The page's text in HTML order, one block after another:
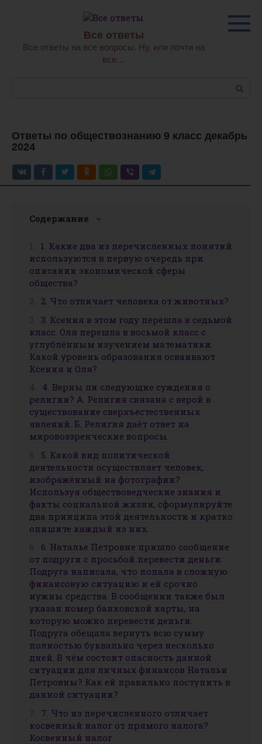
Все ответы
Все ответы на все вопросы. Ну, или почти на
все…
Ответы по обществознанию 9 класс декабрь
2024
Содержание
1. Какие два из перечисленных понятий
используются в первую очередь при
описании экономической сферы
общества?
2. Что отличает человека от животных?
3. Ксения в этом году перешла в седьмой
класс. Оля перешла в восьмой класс с
углублённым изучением математики.
Какой уровень образования осваивают
Ксения и Оля?
4. Верны ли следующие суждения о
религии? А. Религия связана с верой в
существование сверхъестественных
явлений. Б. Религия даёт ответ на
мировоззренческие вопросы.
5. Какой вид политической
деятельности осуществляет человек,
изображённый на фотографии?
Используя обществоведческие знания и
факты социальной жизни, сформулируйте
два принципа этой деятельности и кратко
опишите каждый из них.
6. Наталье Петровне пришло сообщение
от подруги с просьбой перевести деньги.
Подруга написала, что попала в сложную
финансовую ситуацию и ей срочно
нужны средства. В сообщении также был
указан номер банковской карты, на
которую можно перевести деньги.
Подруга обещала вернуть всю сумму
полностью буквально через несколько
дней. В чём состоит опасность данной
ситуации для личных финансов Натальи
Петровны? Как ей правильно поступить в
данной ситуации?
7. Что из перечисленного отличает
косвенный налог от прямого налога?
Косвенный налог